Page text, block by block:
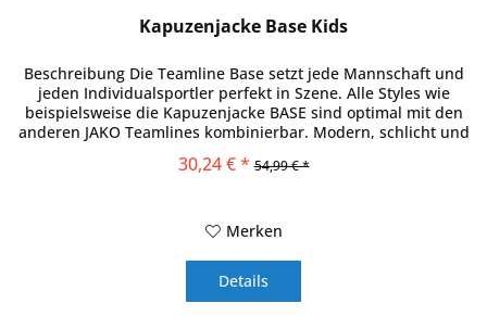
Kapuzenjacke Base Kids
Beschreibung Die Teamline Base setzt jede Mannschaft und
jeden Individualsportler perfekt in Szene. Alle Styles wie
beispielsweise die Kapuzenjacke BASE sind optimal mit den
anderen JAKO Teamlines kombinierbar. Modern, schlicht und
30,24 € * 54,99 € *
Merken
Details